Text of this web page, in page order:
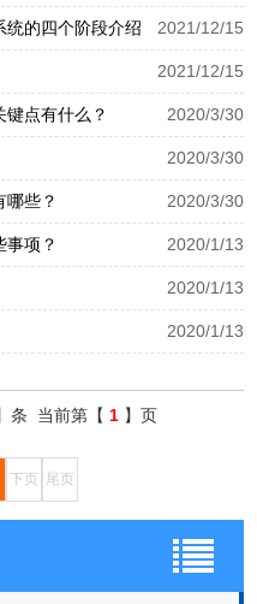
2021/12/15
统的四个阶段介绍
2021/12/15
2020/3/30
点有什么？
2020/3/30
2020/3/30
哪些？
2020/1/13
事项？
2020/1/13
2020/1/13
条 当前第【 1 】页
下页 尾页